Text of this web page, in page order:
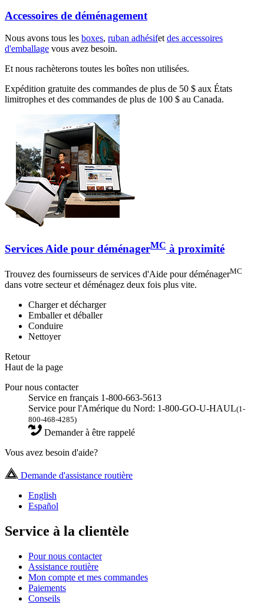
Accessoires de déménagement
Nous avons tous les boxes, ruban adhésifet des accessoires
d'emballage vous avez besoin.
Et nous rachèterons toutes les boîtes non utilisées.
Expédition gratuite des commandes de plus de 50 $ aux États
limitrophes et des commandes de plus de 100 $ au Canada.
Services Aide pour déménagerMC à proximité
Trouvez des fournisseurs de services d'Aide pour déménagerMC
dans votre secteur et déménagez deux fois plus vite.
Charger et décharger
Emballer et déballer
Conduire
Nettoyer
Retour
Haut de la page
Pour nous contacter
Service en français 1-800-663-5613
Service pour l'Amérique du Nord: 1-800-GO-U-HAUL(1-
800-468-4285)
Demander à être rappelé
Vous avez besoin d'aide?
Demande d'assistance routière
English
Español
Service à la clientèle
Pour nous contacter
Assistance routière
Mon compte et mes commandes
Paiements
Conseils